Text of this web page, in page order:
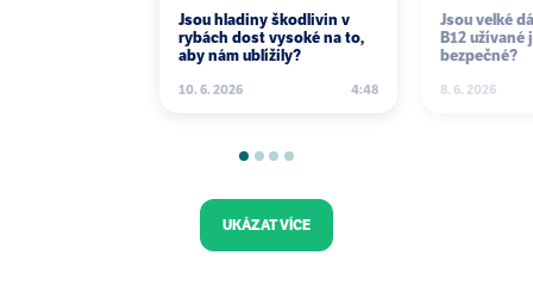
Jsou hladiny škodlivin v
rybách dost vysoké na to,
aby nám ublížily?
10. 6. 2026 4:48
Jsou velké
B12 užívané
bezpečné?
8. 6. 2026
UKÁZAT VÍCE